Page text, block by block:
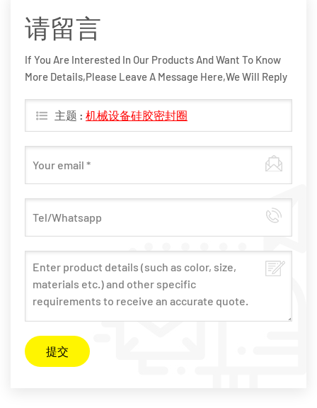
请留言
If You Are Interested In Our Products And Want To Know
More Details,please Leave A Message Here,we Will Reply
主题 : 机械设备硅胶密封圈